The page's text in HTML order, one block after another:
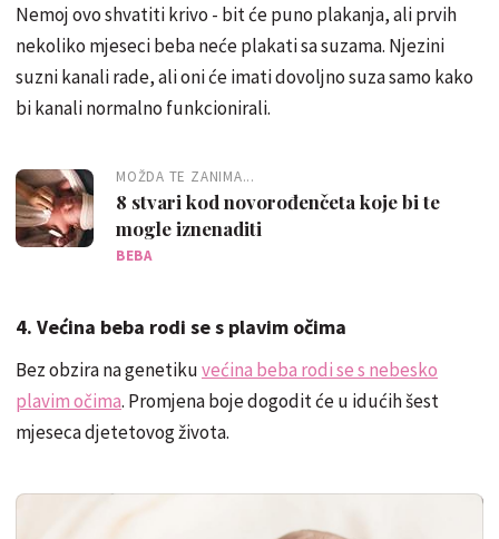
Nemoj ovo shvatiti krivo - bit će puno plakanja, ali prvih
nekoliko mjeseci beba neće plakati sa suzama. Njezini
suzni kanali rade, ali oni će imati dovoljno suza samo kako
bi kanali normalno funkcionirali.
MOŽDA TE ZANIMA...
8 stvari kod novorođenčeta koje bi te
mogle iznenaditi
BEBA
4. Većina beba rodi se s plavim očima
Bez obzira na genetikuvećina beba rodi se s nebesko
plavim očima. Promjena boje dogodit će u idućih šest
mjeseca djetetovog života.